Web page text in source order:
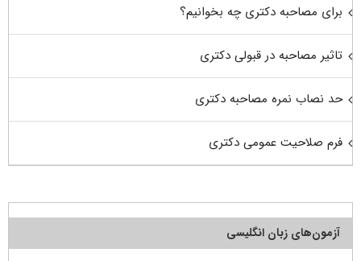
برای مصاحبه دکتری چه بخوانیم؟
تاثیر مصاحبه در قبولی دکتری
حد نصاب نمره مصاحبه دکتری
فرم صلاحیت عمومی دکتری
آزمون‌های زبان انگلیسی